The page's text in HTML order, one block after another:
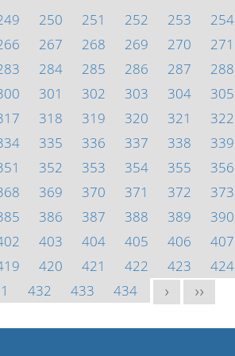
250 251 252 253 254
267 268 269 270 271
284 285 286 287 288
301 302 303 304 305
318 319 320 321 322
335 336 337 338 339
352 353 354 355 356
369 370 371 372 373
386 387 388 389 390
403 404 405 406 407
420 421 422 423 424
432 433 434 > >>